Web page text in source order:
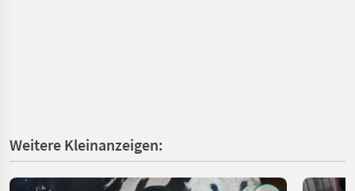
Weitere Kleinanzeigen: